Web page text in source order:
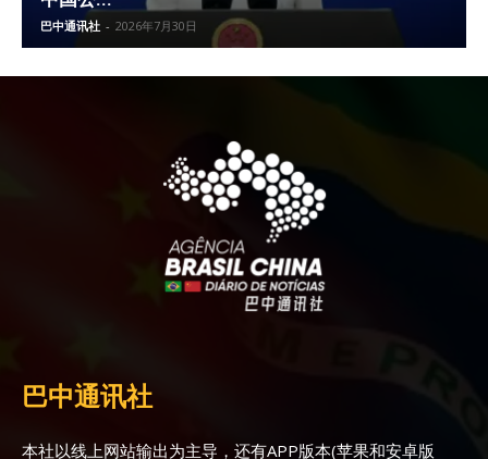
巴中通讯社 - 2026年7月30日
巴中通讯社
本社以线上网站输出为主导，还有APP版本(苹果和安卓版